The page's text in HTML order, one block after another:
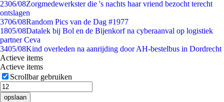
2306/08Zorgmedewerkster die 's nachts haar vriend bezocht terecht
ontslagen
3706/08Random Pics van de Dag #1977
1805/08Datalek bij Bol en de Bijenkorf na cyberaanval op logistiek
partner Ceva
3405/08Kind overleden na aanrijding door AH-bestelbus in Dordrecht
Actieve items
Actieve items
Scrollbar gebruiken
opslaan